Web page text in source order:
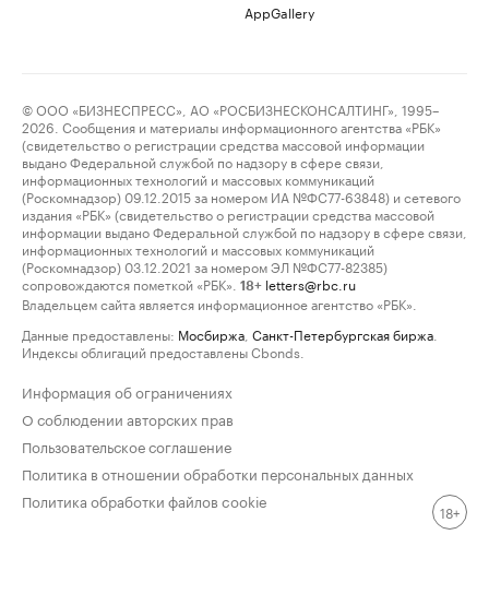
AppGallery
© ООО «БИЗНЕСПРЕСС», АО «РОСБИЗНЕСКОНСАЛТИНГ», 1995–
2026. Сообщения и материалы информационного агентства «РБК»
(свидетельство о регистрации средства массовой информации
выдано Федеральной службой по надзору в сфере связи,
информационных технологий и массовых коммуникаций
(Роскомнадзор) 09.12.2015 за номером ИА №ФС77-63848) и сетевого
издания «РБК» (свидетельство о регистрации средства массовой
информации выдано Федеральной службой по надзору в сфере связи,
информационных технологий и массовых коммуникаций
(Роскомнадзор) 03.12.2021 за номером ЭЛ №ФС77-82385)
сопровождаются пометкой «РБК».
18+ letters@rbc.ru
Владельцем сайта является информационное агентство «РБК».
Данные предоставлены: Мосбиржа Санкт-Петербургская биржа
Индексы облигаций предоставлены Cbonds.
Информация об ограничениях
О соблюдении авторских прав
Пользовательское соглашение
Политика в отношении обработки персональных данных
Политика обработки файлов cookie
18+